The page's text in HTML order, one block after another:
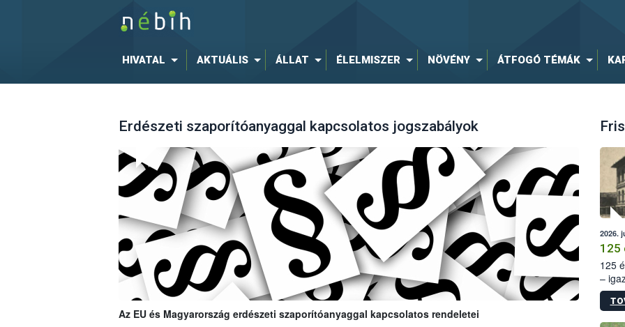
HIVATAL AKTUÁLIS ÁLLAT ÉLELMISZER NÖVÉNY ÁTFOGÓ TÉMÁK
Erdészeti szaporítóanyaggal kapcsolatos jogszabályok
Az EU és Magyarország erdészeti szaporítóanyaggal kapcsolatos rendeletei
2026.
125
125
–
15.